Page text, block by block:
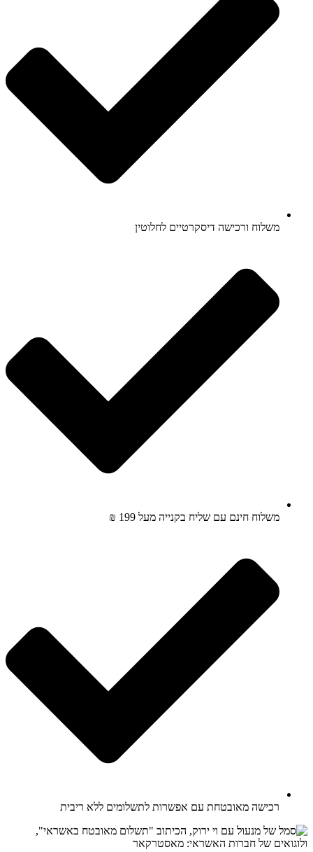
משלוח ורכישה דיסקרטיים לחלוטין
משלוח חינם עם שליח בקנייה מעל 199 ₪
רכישה מאובטחת עם אפשרות לתשלומים ללא ריבית